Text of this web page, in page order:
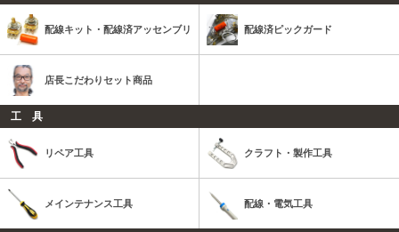
配線キット・配線済アッセンブリ 配線済ピックガード
店長こだわりセット商品
工 具
リペア工具 クラフト・製作工具
メインテナンス工具 配線・電気工具